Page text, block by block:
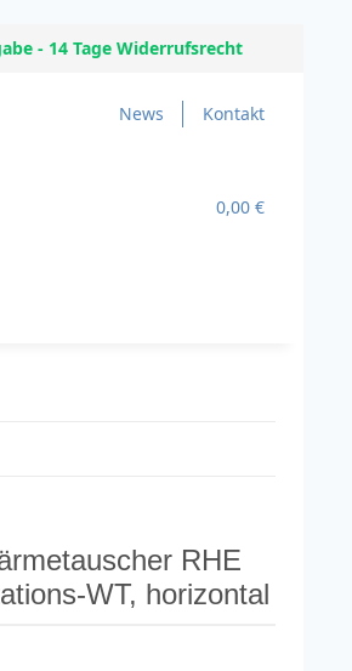
- 14 Tage Widerrufsrecht
News Kontakt
0,00 €
RHE
WT, horizontal